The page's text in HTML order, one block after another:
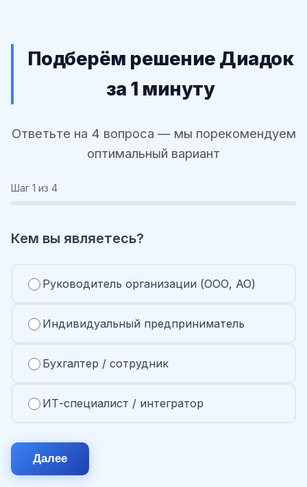
Подберём решение Диадок
за 1 минуту
Ответьте на 4 вопроса — мы порекомендуем
оптимальный вариант
Шаг 1 из 4
Кем вы являетесь?
Руководитель организации (ООО, АО)
Индивидуальный предприниматель
Бухгалтер / сотрудник
ИТ-специалист / интегратор
Далее